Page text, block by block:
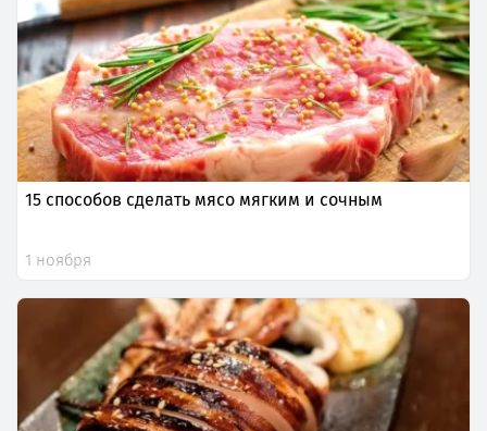
15 способов сделать мясо мягким и сочным
1 ноября